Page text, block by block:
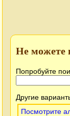
Не можете
Попробуйте
Другие
Посмотрите